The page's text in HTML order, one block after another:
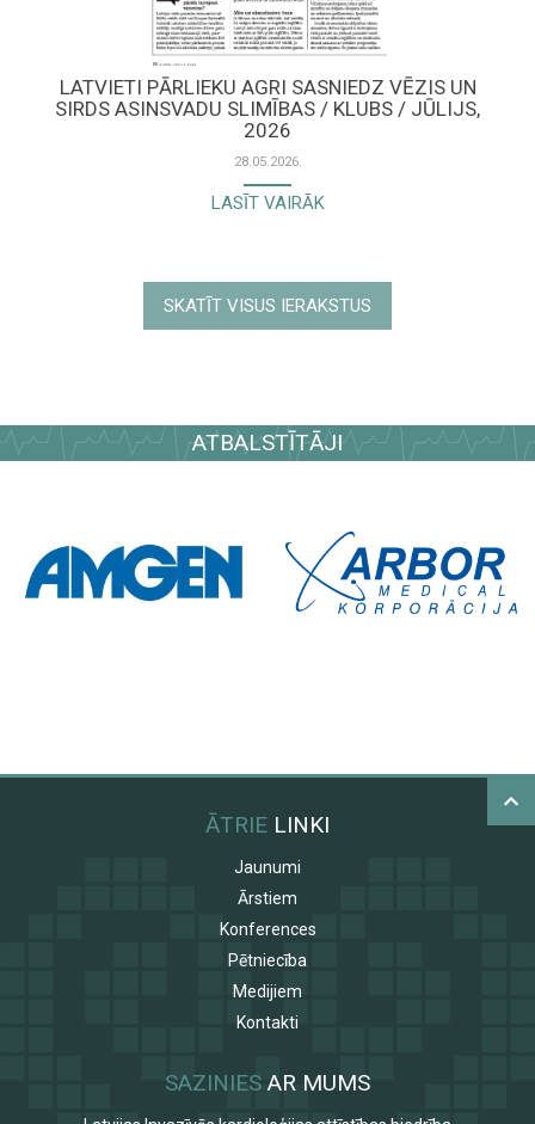
LATVIETI PĀRLIEKU AGRI SASNIEDZ VĒZIS UN
SIRDS ASINSVADU SLIMĪBAS / KLUBS / JŪLIJS,
2026
28.05.2026.
LASĪT VAIRĀK
SKATĪT VISUS IERAKSTUS
ATBALSTĪTĀJI
ĀTRIE LINKI
Jaunumi
Ārstiem
Konferences
Pētniecība
Medijiem
Kontakti
SAZINIES AR MUMS